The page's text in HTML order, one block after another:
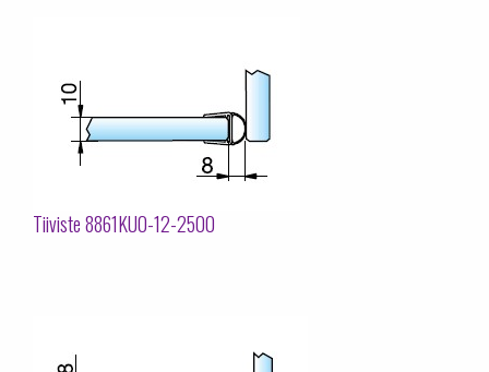
Tiiviste 8861KU0-12-2500